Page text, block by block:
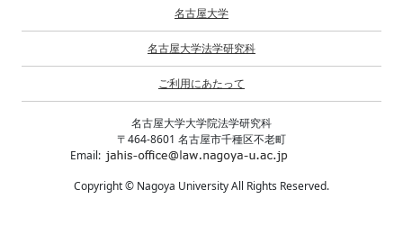
名古屋大学
名古屋大学法学研究科
ご利用にあたって
名古屋大学大学院法学研究科
〒464-8601 名古屋市千種区不老町
Email:
Copyright © Nagoya University All Rights Reserved.